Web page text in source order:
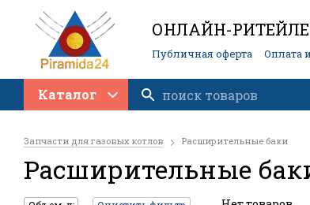
ОНЛАЙН-
Публичная оферта Оплата
Каталог
Запчасти для газовых котлов Расширительные баки
Расширительные